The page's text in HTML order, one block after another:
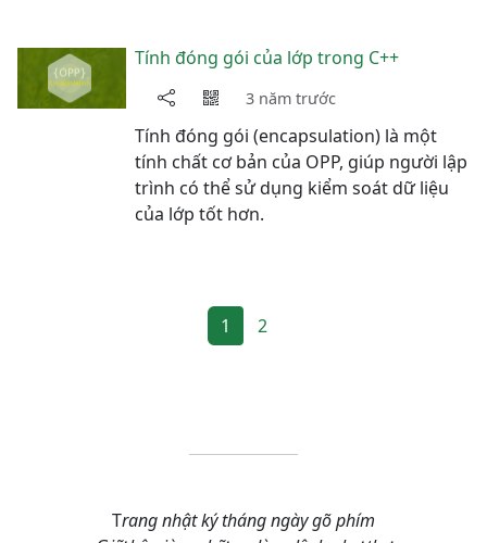
Tính đóng gói của lớp trong C++
3 năm trước
Tính đóng gói (encapsulation) là một
tính chất cơ bản của OPP, giúp người lập
trình có thể sử dụng kiểm soát dữ liệu
của lớp tốt hơn.
1 2
Trang nhật ký tháng ngày gõ phím